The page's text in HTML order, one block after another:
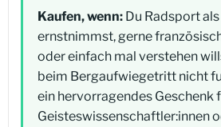
Kaufen, wenn: Du Radsport
ernstnimmst, gerne
oder einfach mal verstehen
beim Bergaufwiegetritt nicht
ein hervorragendes Geschenk
Geisteswissenschaftler:innen